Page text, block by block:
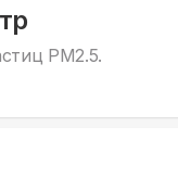
PM2.5.